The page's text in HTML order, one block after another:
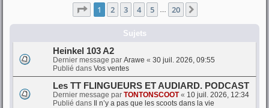
Page 1sur20
1 2 3 4 5 20
Sujets
Heinkel 103 A2
Dernier message par Arawe « 30 juil. 2026, 09:55
Publié dans Vos ventes
Les TT FLINGUEURS ET AUDIARD. PODCAST
Dernier message par TONTONSCOOT« 10 juil. 2026, 12:34
Publié dans Il n’y a pas que les scoots dans la vie